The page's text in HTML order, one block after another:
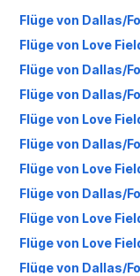
Flüge von Dallas/
Flüge von Love
Flüge von Dallas/
Flüge von Dallas/
Flüge von Love
Flüge von Dallas/
Flüge von Love
Flüge von Dallas/
Flüge von Love
Flüge von Love
Flüge von Dallas/